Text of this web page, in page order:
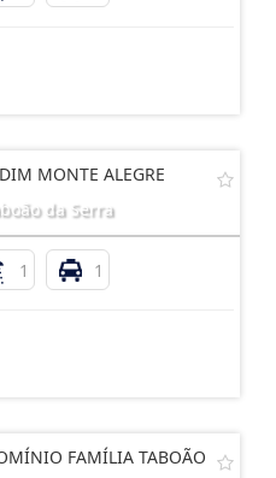
MONTE ALEGRE
da Serra
1 1
FAMÍLIA TABOÃO